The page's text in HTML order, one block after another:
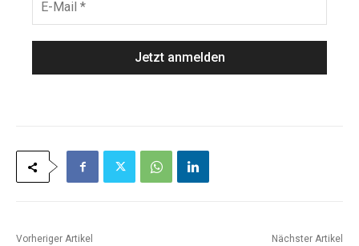
a
M
a
l
Vorheriger Artikel Nächster Artikel